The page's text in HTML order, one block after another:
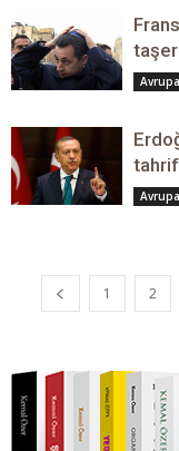
Avrupa
Avrupa
1 2